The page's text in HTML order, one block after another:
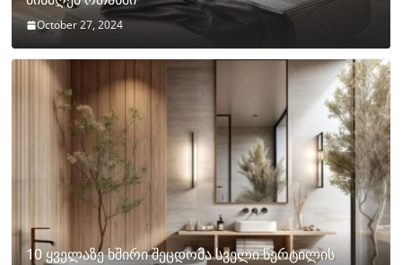
October 27, 2024
10 ყველაზე ხშირი შეცდომა სველი წერტილის